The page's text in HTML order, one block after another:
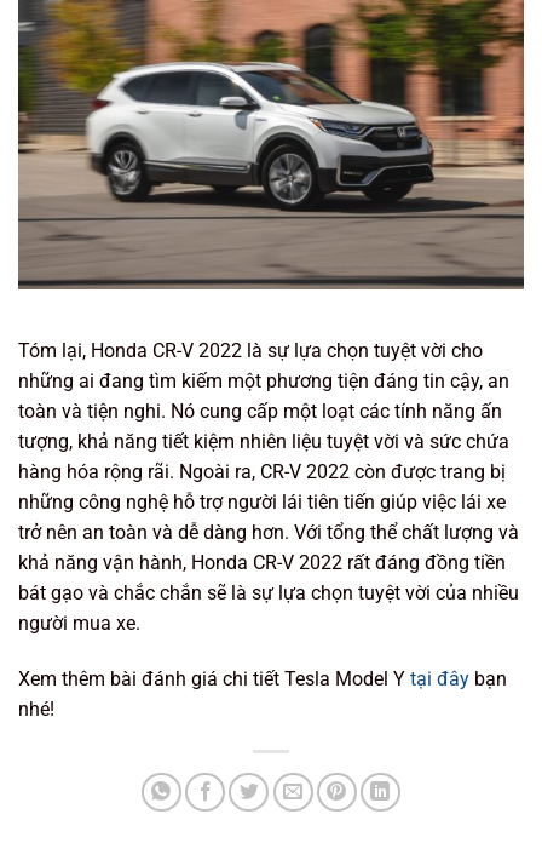
Tóm lại, Honda CR-V 2022 là sự lựa chọn tuyệt vời cho
những ai đang tìm kiếm một phương tiện đáng tin cậy, an
toàn và tiện nghi. Nó cung cấp một loạt các tính năng ấn
tượng, khả năng tiết kiệm nhiên liệu tuyệt vời và sức chứa
hàng hóa rộng rãi. Ngoài ra, CR-V 2022 còn được trang bị
những công nghệ hỗ trợ người lái tiên tiến giúp việc lái xe
trở nên an toàn và dễ dàng hơn. Với tổng thể chất lượng và
khả năng vận hành, Honda CR-V 2022 rất đáng đồng tiền
bát gạo và chắc chắn sẽ là sự lựa chọn tuyệt vời của nhiều
người mua xe.
Xem thêm bài đánh giá chi tiết Tesla Model Y tại đây bạn
nhé!